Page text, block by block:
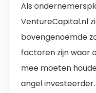
Als
VentureCapital.nl
bovengenoemde
factoren zijn waar
mee moeten
angel